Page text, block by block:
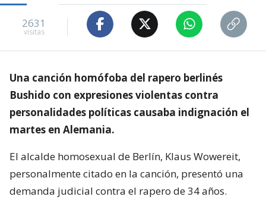
2631
visitas
Una canción homófoba del rapero berlinés
Bushido con expresiones violentas contra
personalidades políticas causaba indignación el
martes en Alemania.
El alcalde homosexual de Berlín, Klaus Wowereit,
personalmente citado en la canción, presentó una
demanda judicial contra el rapero de 34 años.